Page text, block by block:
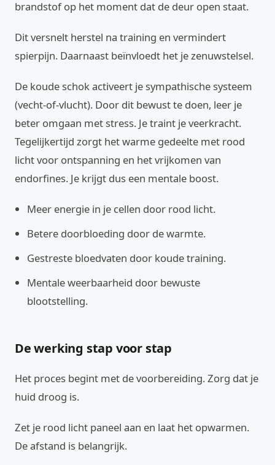
brandstof op het moment dat de deur open staat.
Dit versnelt herstel na training en vermindert
spierpijn. Daarnaast beïnvloedt het je zenuwstelsel.
De koude schok activeert je sympathische systeem
(vecht-of-vlucht). Door dit bewust te doen, leer je
beter omgaan met stress. Je traint je veerkracht.
Tegelijkertijd zorgt het warme gedeelte met rood
licht voor ontspanning en het vrijkomen van
endorfines. Je krijgt dus een mentale boost.
Meer energie in je cellen door rood licht.
Betere doorbloeding door de warmte.
Gestreste bloedvaten door koude training.
Mentale weerbaarheid door bewuste
blootstelling.
De werking stap voor stap
Het proces begint met de voorbereiding. Zorg dat je
huid droog is.
Zet je rood licht paneel aan en laat het opwarmen.
De afstand is belangrijk.